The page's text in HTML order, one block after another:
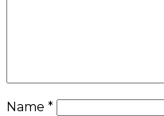
Name *